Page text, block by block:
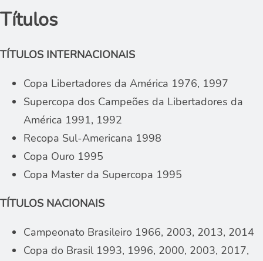
Títulos
TÍTULOS INTERNACIONAIS
Copa Libertadores da América 1976, 1997
Supercopa dos Campeões da Libertadores da
América 1991, 1992
Recopa Sul-Americana 1998
Copa Ouro 1995
Copa Master da Supercopa 1995
TÍTULOS NACIONAIS
Campeonato Brasileiro 1966, 2003, 2013, 2014
Copa do Brasil 1993, 1996, 2000, 2003, 2017,